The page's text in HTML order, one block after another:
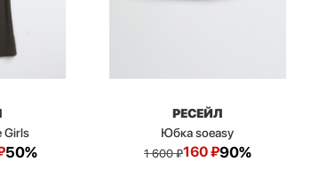
Girls
50%
РЕСЕЙЛ
Юбка soeasy
1 600₽160₽90%